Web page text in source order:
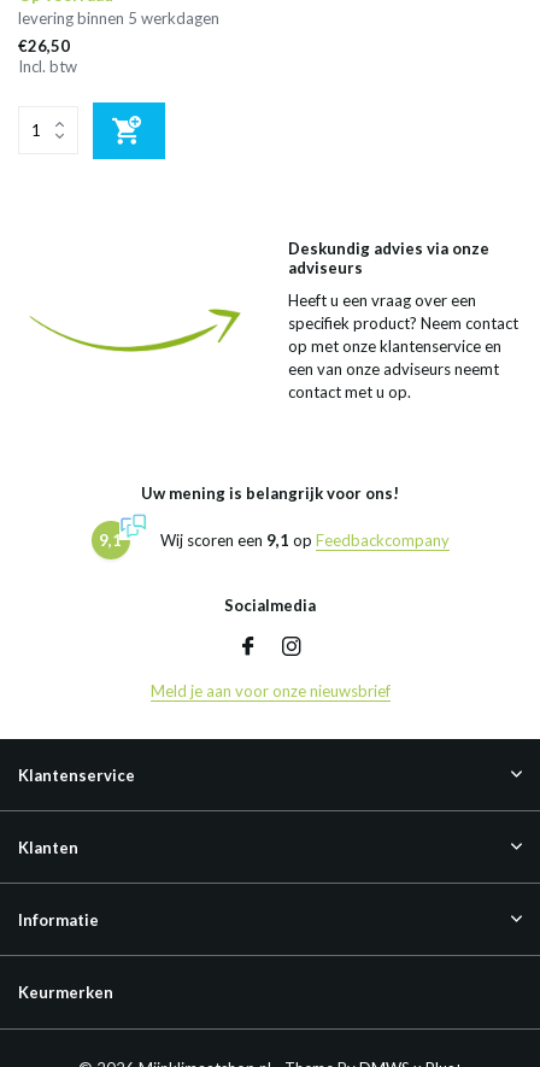
levering binnen 5 werkdagen
€26,50
Incl. btw
Deskundig advies via onze
adviseurs
Heeft u een vraag over een
specifiek product? Neem contact
op met onze klantenservice en
een van onze adviseurs neemt
contact met u op.
Uw mening is belangrijk voor ons!
9,1 Wij scoren een 9,1 op Feedbackcompany
Socialmedia
Meld je aan voor onze nieuwsbrief
Klantenservice
Klanten
Informatie
Keurmerken